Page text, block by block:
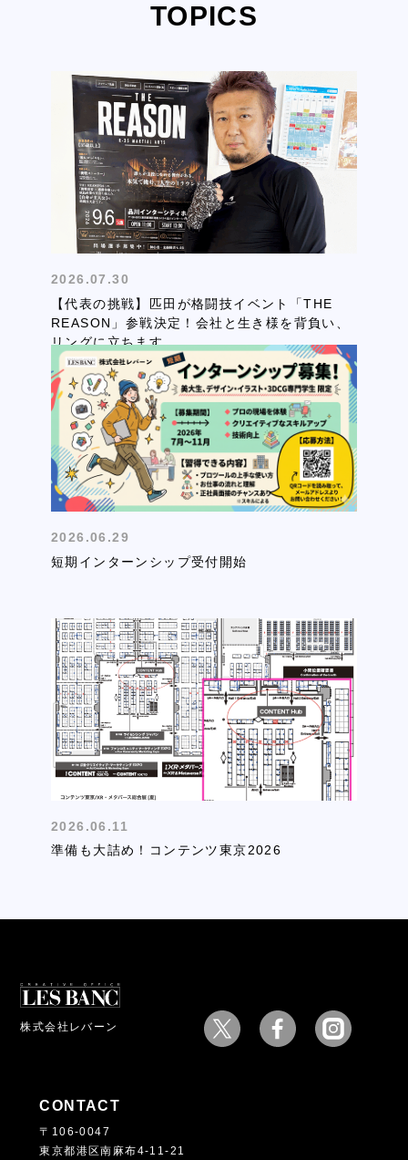
TOPICS
2026.07.30
【代表の挑戦】匹田が格闘技イベント「THE
REASON」参戦決定！会社と生き様を背負い、
リングに立ちます
2026.06.29
短期インターンシップ受付開始
2026.06.11
準備も大詰め！コンテンツ東京2026
株式会社レバーン
CONTACT
〒106-0047
東京都港区南麻布4-11-21